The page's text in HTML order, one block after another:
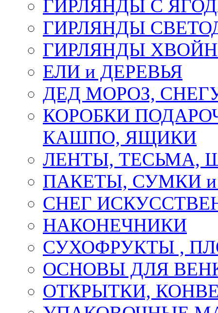
ГИРЛЯНДЫ С
ГИРЛЯНДЫ
ГИРЛЯНДЫ
ЕЛИ и ДЕРЕВЬЯ
ДЕД МОРОЗ,
КОРОБКИ
КАШПО, ЯЩИКИ
ЛЕНТЫ, ТЕСЬМА,
ПАКЕТЫ, СУМКИ
СНЕГ
НАКОНЕЧНИКИ
СУХОФРУКТЫ ,
ОСНОВЫ ДЛЯ
ОТКРЫТКИ,